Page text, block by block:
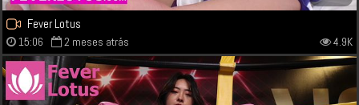
Fever Lotus
15:06 2 meses atrás 4.9K